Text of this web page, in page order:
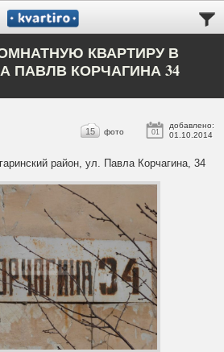
КВАРТИРУ В
ПАВЛВ КОРЧАГИНА 34
01
добавлено:
01.10.2014
15 фото
район, ул. Павла Корчагина, 34